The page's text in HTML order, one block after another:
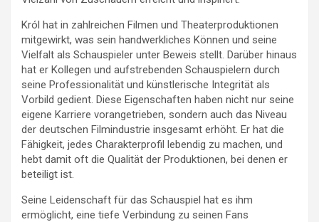
Król hat in zahlreichen Filmen und Theaterproduktionen
mitgewirkt, was sein handwerkliches Können und seine
Vielfalt als Schauspieler unter Beweis stellt. Darüber hinaus
hat er Kollegen und aufstrebenden Schauspielern durch
seine Professionalität und künstlerische Integrität als
Vorbild gedient. Diese Eigenschaften haben nicht nur seine
eigene Karriere vorangetrieben, sondern auch das Niveau
der deutschen Filmindustrie insgesamt erhöht. Er hat die
Fähigkeit, jedes Charakterprofil lebendig zu machen, und
hebt damit oft die Qualität der Produktionen, bei denen er
beteiligt ist.
Seine Leidenschaft für das Schauspiel hat es ihm
ermöglicht, eine tiefe Verbindung zu seinen Fans